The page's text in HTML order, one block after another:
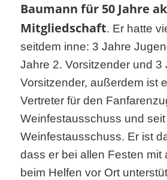
Baumann für 50 Jahre
Mitgliedschaft. Er hatte
seitdem inne: 3 Jahre
Jahre 2. Vorsitzender und 3
Vorsitzender, außerdem ist
Vertreter für den
Weinfestausschuss und
Weinfestausschuss. Er ist
dass er bei allen Festen mit
beim Helfen vor Ort